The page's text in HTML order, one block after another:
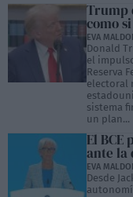
Trump
como
EVA
Donald
el
Reserva
electoral
sistema
un plan...
El
ante la
EVA
Desde